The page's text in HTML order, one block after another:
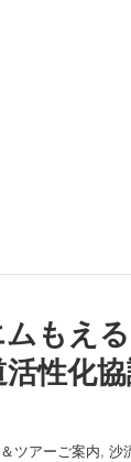
もえ
性化
ツアーご案内, 沙